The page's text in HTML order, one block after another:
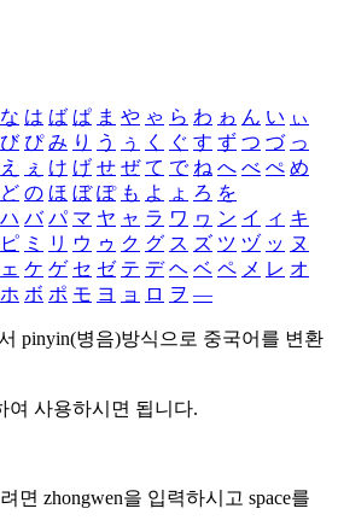
な は ば ぱ ま や ゃ ら わ ゎ ん い ぃ
び ぴ み り う ぅ く ぐ す ず つ づ っ
え ぇ け げ せ ぜ て で ね へ べ ぺ め
ど の ほ ぼ ぽ も よ ょ ろ を
ハ バ パ マ ヤ ャ ラ ワ ヮ ン イ ィ キ
ピ ミ リ ウ ゥ ク グ ス ズ ツ ヅ ッ ヌ
ェ ケ ゲ セ ゼ テ デ ヘ ベ ペ メ レ オ
ホ ボ ポ モ ヨ ョ ロ ヲ ―
pinyin(병음)방식으로 중국어를 변환
여 사용하시면 됩니다.
면 zhongwen을 입력하시고 space를